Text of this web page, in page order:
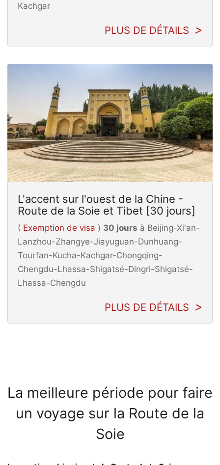
Kachgar
PLUS DE DÉTAILS
L'accent sur l'ouest de la Chine -
Route de la Soie et Tibet [30 jours]
( Exemption de visa ) 30 jours à Beijing-Xi'an-
Lanzhou-Zhangye-Jiayuguan-Dunhuang-
Tourfan-Kucha-Kachgar-Chongqing-
Chengdu-Lhassa-Shigatsé-Dingri-Shigatsé-
Lhassa-Chengdu
PLUS DE DÉTAILS
La meilleure période pour faire
un voyage sur la Route de la
Soie